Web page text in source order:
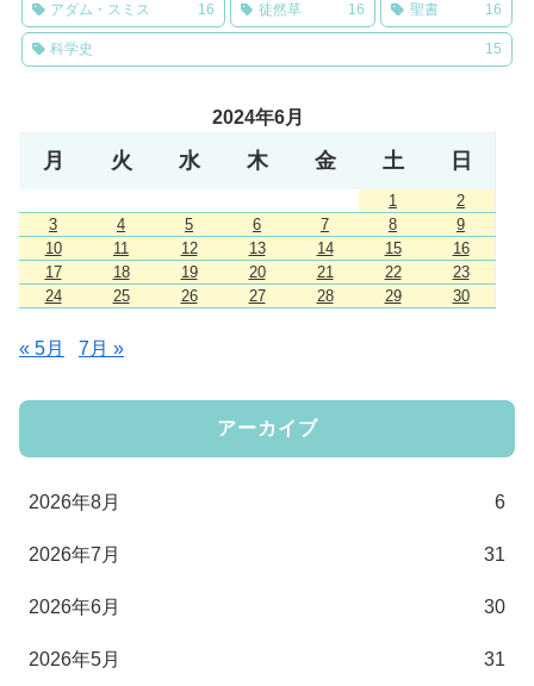
アダム・スミス 16 徒然草 16 聖書 16
科学史 15
2024年6月
月 火 水 木 金 土 日
1
2
3
4 5 6 7 8
9
10
11 12 13 14 15
16
17
18 19 20 21 22
23
24
25 26 27 28 29 30
« 5月 7月 »
アーカイブ
2026年8月 6
2026年7月 31
2026年6月 30
2026年5月 31